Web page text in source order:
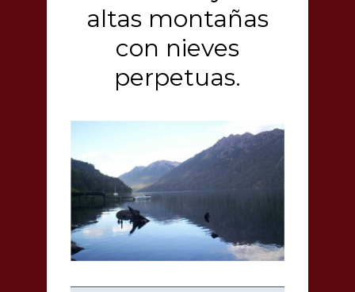
altas montañas
con nieves
perpetuas.